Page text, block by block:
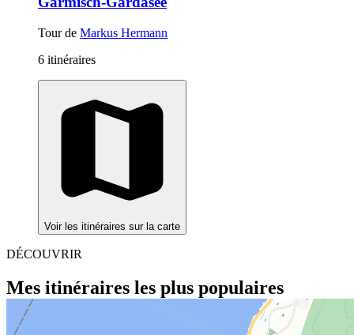
Tour de Markus Hermann
6 itinéraires
Voir les itinéraires sur la carte
DÉCOUVRIR
Mes itinéraires les plus populaires